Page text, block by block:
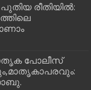
രീതിയിൽ:
പോലീസ്